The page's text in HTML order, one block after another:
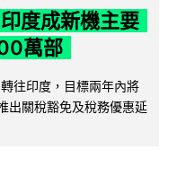
度成新機主要
萬部
往印度，目標兩年內將
出關稅豁免及稅務優惠延